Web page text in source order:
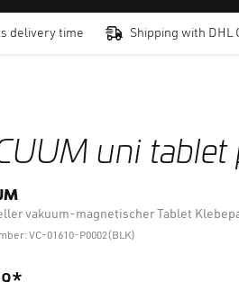
delivery time Shipping with DHL
uni tablet
vakuum-magnetischer Tablet
VC-01610-P0002(BLK)